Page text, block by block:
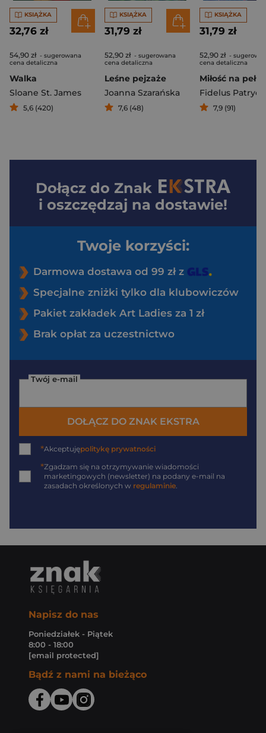
KSIĄŻKA
32,76 zł
54,90 zł - sugerowana
cena detaliczna
Walka
Sloane St. James
5,6 (420)
KSIĄŻKA
31,79 zł
52,90 zł - sugerowana
cena detaliczna
Leśne pejzaże
Joanna Szarańska
7,6 (48)
KSIĄŻKA
31,79 zł
52,90 zł -
cena detaliczna
Fidelus
7,9 (91)
Dołącz do Znak
i oszczędzaj na dostawie!
Twoje korzyści:
Darmowa dostawa od 99 zł z
Specjalne zniżki tylko dla klubowiczów
Pakiet zakładek Art Ladies za 1 zł
Brak opłat za uczestnictwo
Twój e-mail
DOŁĄCZ DO ZNAK EKSTRA
*Akceptujępolitykę prywatności
*Zgadzam się na otrzymywanie wiadomości
marketingowych (newsletter) na podany e-mail na
zasadach określonych w regulaminie
Napisz do nas
Poniedziałek - Piątek
8:00 - 18:00
[email protected]
Bądź z nami na bieżąco